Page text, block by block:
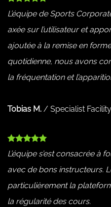
L’équipe de Sports
axée sur l’utilisateur et
ajoutée à la remise en
quotidienne, nous avons
la fréquentation et
Tobias M. / Specialist
L’équipe s’est consacrée à
avec de bons instructeurs.
particulièrement la
la régularité des cours.